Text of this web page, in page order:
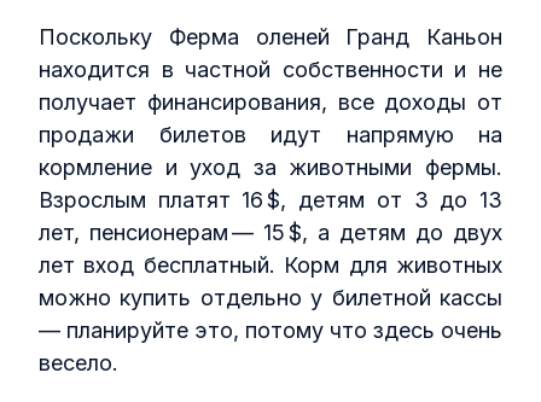
Поскольку Ферма оленей Гранд Каньон
находится в частной собственности и не
получает финансирования, все доходы от
продажи билетов идут напрямую на
кормление и уход за животными фермы.
Взрослым платят 16 $, детям от 3 до 13
лет, пенсионерам — 15 $, а детям до двух
лет вход бесплатный. Корм для животных
можно купить отдельно у билетной кассы
— планируйте это, потому что здесь очень
весело.